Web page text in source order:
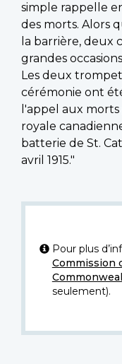
simple rappelle
des morts. Alors
la barrière, deux
grandes
Les deux
cérémonie ont
l'appel aux
royale
batterie de St.
avril 1915."
Pour plus
Commission
seulement).